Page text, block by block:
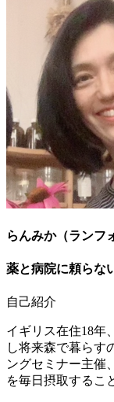
らんみか（ランフ
薬と病院に頼らな
自己紹介
イギリス在住18年
し将来森で暮らす
ングセミナー主催
を毎日摂取するこ